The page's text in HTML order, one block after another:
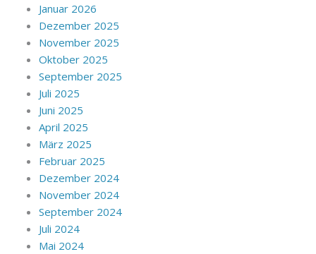
Januar 2026
Dezember 2025
November 2025
Oktober 2025
September 2025
Juli 2025
Juni 2025
April 2025
März 2025
Februar 2025
Dezember 2024
November 2024
September 2024
Juli 2024
Mai 2024